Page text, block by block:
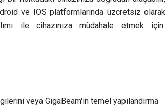
ve IOS platformlarında üzcretsiz olarak
ile cihazınıza müdahale etmek için
veya GigaBeam'in temel yapılandırma